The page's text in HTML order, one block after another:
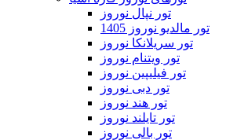
تور نپال نوروز
تور مالدیو نوروز 1405
تور سریلانکا نوروز
تور ویتنام نوروز
تور فیلیپین نوروز
تور دبی نوروز
تور هند نوروز
تور تایلند نوروز
تور بالی نوروز